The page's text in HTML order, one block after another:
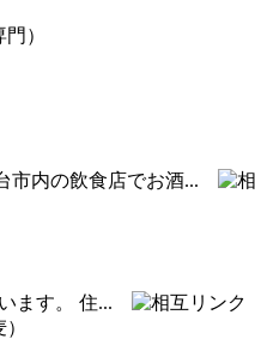
）
市内の飲食店でお酒...
ます。 住...